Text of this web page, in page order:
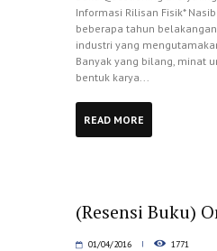
Informasi Rilisan Fisik*
beberapa tahun
industri yang
Banyak yang bilang, minat
bentuk karya...
READ MORE
(Resensi Buku)
01/04/2016 1771